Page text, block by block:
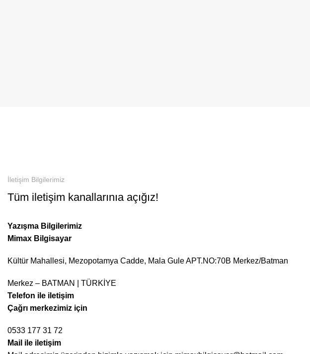
İletişim Bilgilerimiz
Tüm iletişim kanallarınıa açığız!
Yazışma Bilgilerimiz
Mimax Bilgisayar
Kültür Mahallesi, Mezopotamya Cadde, Mala Gule APT.NO:70B Merkez/Batman
Merkez – BATMAN | TÜRKİYE
Telefon ile iletişim
Çağrı merkezimiz için
0533 177 31 72
Mail ile iletişim